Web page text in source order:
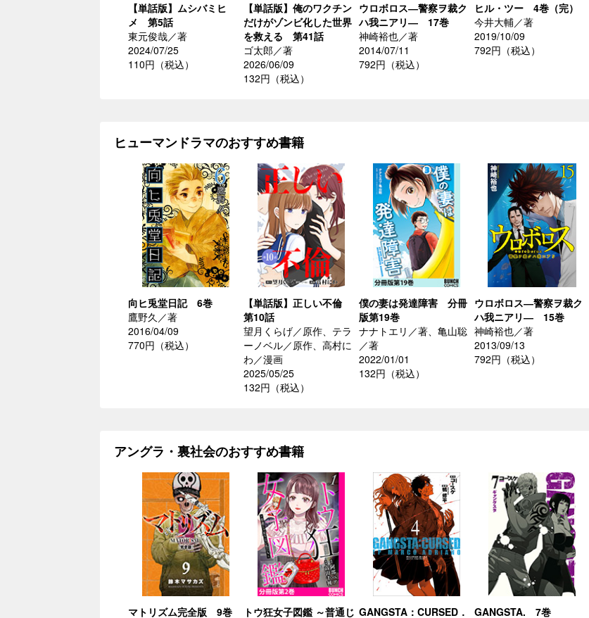
【単話版】ムシバミヒ
メ 第5話
東元俊哉／著
2024/07/25
110円（税込）
【単話版】俺のワクチン
だけがゾンビ化した世界
を救える 第41話
ゴ太郎／著
2026/06/09
132円（税込）
ウロボロス―警察ヲ裁ク
ハ我ニアリ― 17巻
神崎裕也／著
2014/07/11
792円（税込）
ヒル・ツー 4巻（完）
今井大輔／著
2019/10/09
792円（税込）
ヒューマンドラマのおすすめ書籍
向ヒ兎堂日記 6巻
鷹野久／著
2016/04/09
770円（税込）
【単話版】正しい不倫
第10話
望月くらげ／原作、テラ
ーノベル／原作、高村に
わ／漫画
2025/05/25
132円（税込）
僕の妻は発達障害 分冊
版第19巻
ナナトエリ／著、亀山聡
／著
2022/01/01
132円（税込）
ウロボロス―警察ヲ裁ク
ハ我ニアリ― 15巻
神崎裕也／著
2013/09/13
792円（税込）
アングラ・裏社会のおすすめ書籍
マトリズム完全版 9巻 トウ狂女子図鑑 ～普通じ GANGSTA：CURSED． GANGSTA. 7巻